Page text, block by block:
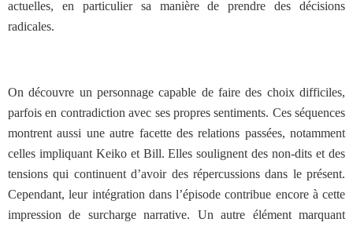
actuelles, en particulier sa manière de prendre des décisions
radicales.
On découvre un personnage capable de faire des choix difficiles,
parfois en contradiction avec ses propres sentiments. Ces séquences
montrent aussi une autre facette des relations passées, notamment
celles impliquant Keiko et Bill. Elles soulignent des non-dits et des
tensions qui continuent d’avoir des répercussions dans le présent.
Cependant, leur intégration dans l’épisode contribue encore à cette
impression de surcharge narrative. Un autre élément marquant